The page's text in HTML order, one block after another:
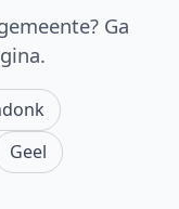
Ga
Geel